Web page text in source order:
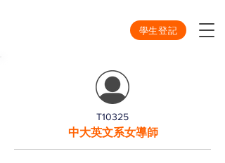
學生登記
T10325
中大英文系女導師